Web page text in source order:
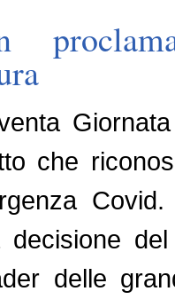
che
decisione
delle